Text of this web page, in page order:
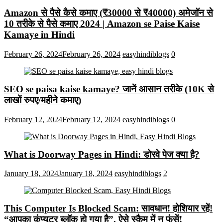
Amazon से पैसे कैसे कमाए (₹30000 से ₹40000) अमेजॉन से
10 तरीके से पैसे कमाए 2024 | Amazon se Paise Kaise
Kamaye in Hindi
February 26, 2024February 26, 2024 easyhindiblogs 0
SEO se paisa kaise kamaye? जानें आसान तरीके (10K से
लाखों रुपए/महीने कमाए)
February 12, 2024February 12, 2024 easyhindiblogs 0
What is Doorway Pages in Hindi: डोरवे पेज क्या है?
January 18, 2024January 18, 2024 easyhindiblogs 2
This Computer Is Blocked Scam: सावधान! होशियार रहें!
“आपका कंप्यूटर ब्लॉक हो गया है”, ऐसे स्कैम में न फंसें!